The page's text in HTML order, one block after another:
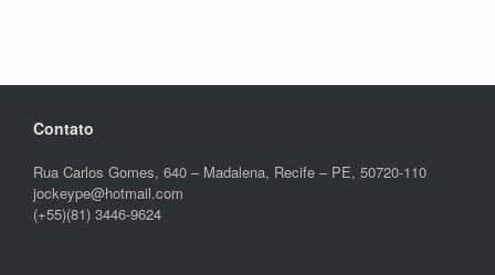
Contato
Rua Carlos Gomes, 640 – Madalena, Recife – PE, 50720-110
jockeype@hotmail.com
(+55)(81) 3446-9624